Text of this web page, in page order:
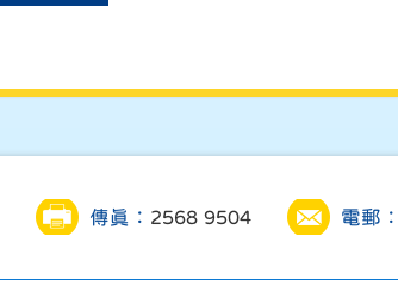
傳真： 2568 9504 電郵：